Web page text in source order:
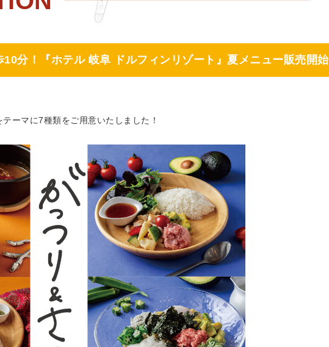
分！『ホテル 岐阜 ドルフィンリゾート』夏メニュー販売開始
テーマに7種類をご用意いたしました！